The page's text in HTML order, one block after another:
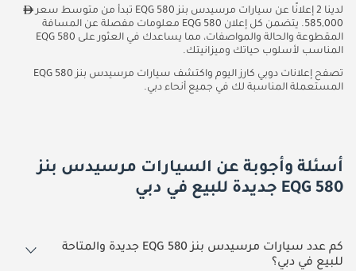
لدينا 2 إعلانًا عن سيارات مرسيدس بنز EQG 580 تبدأ من متوسط سعر
585,000. يتضمن كل إعلان EQG 580 معلومات مفصلة عن المسافة
المقطوعة والحالة والمواصفات، مما يساعدك في العثور على EQG 580
المناسب لأسلوب حياتك وميزانيتك.
تصفح إعلانات دوبي كارز اليوم واكتشف سيارات مرسيدس بنز EQG 580
المستعملة المناسبة لك في جميع أنحاء دبي.
أسئلة وأجوبة عن السيارات مرسيدس بنز
EQG 580 جديدة للبيع في دبي
كم عدد سيارات مرسيدس بنز EQG 580 جديدة والمتاحة
للبيع في دبي؟